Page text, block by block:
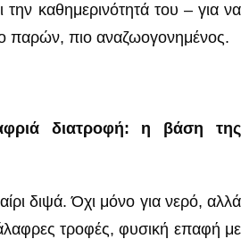
την καθημερινότητά του – για να
παρών, πιο αναζωογονημένος.
διατροφή: η βάση της
διψά. Όχι μόνο για νερό, αλλά
τροφές, φυσική επαφή με